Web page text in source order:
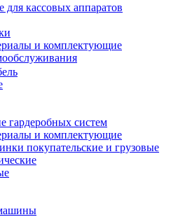
для кассовых аппаратов
и комплектующие
гардеробных систем
и комплектующие
покупательские и грузовые